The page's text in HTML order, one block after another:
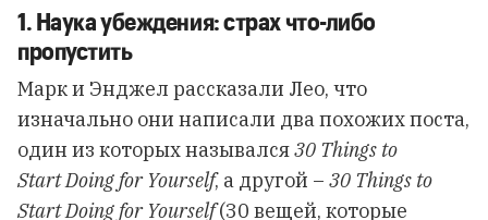
1. Наука убеждения: страх что-либо
пропустить
Марк и Энджел рассказали Лео, что
изначально они написали два похожих поста,
один из которых назывался30 Things to
Start Doing for Yourself, а другой – 30 Things to
Start Doing for Yourself(30 вещей, которые